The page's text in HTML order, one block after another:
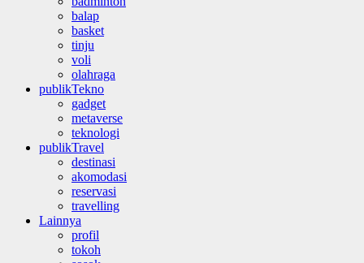
balap
basket
tinju
voli
olahraga
publikTekno
gadget
metaverse
teknologi
publikTravel
destinasi
akomodasi
reservasi
travelling
Lainnya
profil
tokoh